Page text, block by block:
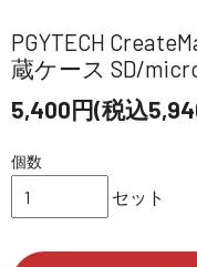
PGYTECH
蔵ケース SD/
5,400円(税込
個数
セット